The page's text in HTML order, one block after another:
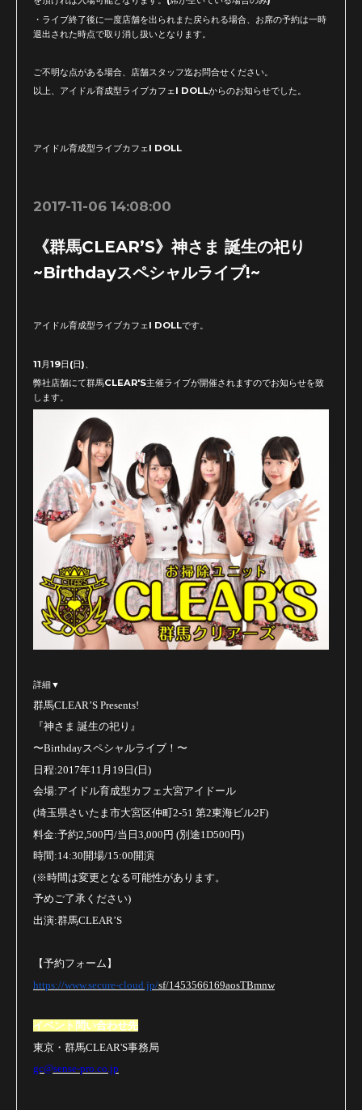
・ライブ終了後に一度店舗を出られまた戻られる場合、お席の予約は一時
退出された時点で取り消し扱いとなります。
ご不明な点がある場合、店舗スタッフ迄お問合せください。
以上、アイドル育成型ライブカフェI DOLLからのお知らせでした。
アイドル育成型ライブカフェI DOLL
2017-11-06 14:08:00
《群馬CLEAR’S》神さま 誕生の祀り
~Birthdayスペシャルライブ!~
アイドル育成型ライブカフェI DOLLです。
11月19日(日)、
弊社店舗にて群馬CLEAR'S主催ライブが開催されますのでお知らせを致
します。
詳細▼
群馬CLEAR’S Presents!
『神さま 誕生の祀り』
〜Birthdayスペシャルライブ！〜
日程:2017年11 月 19 日(日)
会場:アイドル育成型カフェ大宮アイドール
(埼玉県さいたま市大宮区仲町2-51 第2東海ビル2F)
料金:予約2,500円/当日3,000円 (別途1D500円)
時間 :14:30開場/15:00開演
(※時間は変更となる可能性があります。
予めご了承ください)
出演:群馬CLEAR’S
【予約フォーム】
https://www.secure-cloud.jp/sf/1453566169aosTBmnw
イベント問い合わせ先
東京・群馬CLEAR'S事務局
gc@sense-pro.co.jp